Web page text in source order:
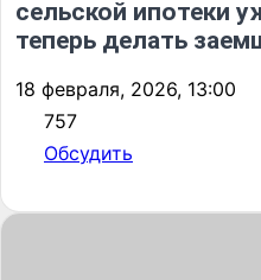
сельской ипотеки
теперь делать
18 февраля, 2026, 13:00
757
Обсудить